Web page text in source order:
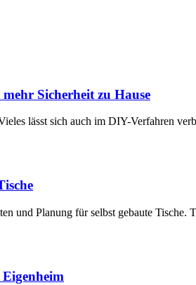
Sicherheit zu Hause
lässt sich auch im DIY-Verfahren
und Planung für selbst gebaute Tische.